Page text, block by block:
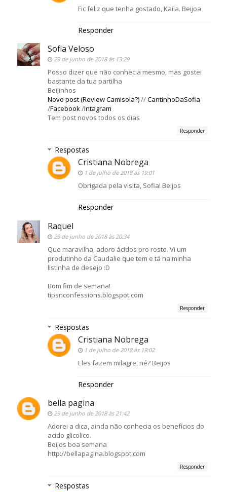
Fic feliz que tenha gostado, Kaila. Beijoa
Responder
Sofia Veloso
29 de junho de 2018 às 13:29
Posso dizer que não conhecia mesmo, mas gostei
bastante da tua partilha
Beijinhos
Novo post (Review Camisola?)//CantinhoDaSofia
/Facebook/Intagram
Tem post novos todos os dias
Responder
Respostas
Cristiana Nobrega
1 de julho de 2018 às 19:01
Obrigada pela visita, Sofia! Beijos
Responder
Raquel
29 de junho de 2018 às 20:34
Que maravilha, adoro ácidos pro rosto. Vi um
produtinho da Caudalie que tem e tá na minha
listinha de desejo :D
Bom fim de semana!
tipsnconfessions.blogspot.com
Responder
Respostas
Cristiana Nobrega
1 de julho de 2018 às 19:02
Eles fazem milagre, né? Beijos
Responder
bella pagina
29 de junho de 2018 às 21:42
Adorei a dica, ainda não conhecia os benefícios do
acido glicolico.
Beijos boa semana
http://bellapagina.blogspot.com
Responder
Respostas